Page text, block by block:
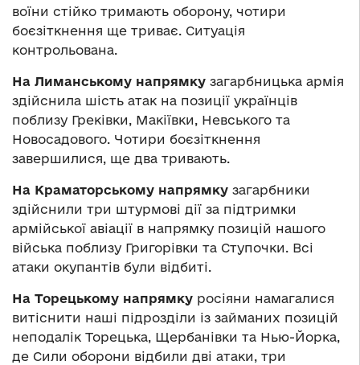
воїни стійко тримають оборону, чотири
боєзіткнення ще триває. Ситуація
контрольована.
На Лиманському напрямку загарбницька армія
здійснила шість атак на позиції українців
поблизу Греківки, Макіївки, Невського та
Новосадового. Чотири боєзіткнення
завершилися, ще два тривають.
На Краматорському напрямку загарбники
здійснили три штурмові дії за підтримки
армійської авіації в напрямку позицій нашого
війська поблизу Григорівки та Ступочки. Всі
атаки окупантів були відбиті.
На Торецькому напрямку росіяни намагалися
витіснити наші підрозділи із займаних позицій
неподалік Торецька, Щербанівки та Нью-Йорка,
де Сили оборони відбили дві атаки, три